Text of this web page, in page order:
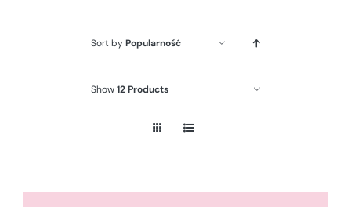
Sort byPopularność
Show12 Products